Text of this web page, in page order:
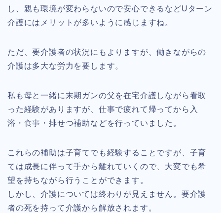
し、親も環境が変わらないので安心できるなどUターン
介護にはメリットが多いように感じますね。
ただ、要介護者の状況にもよりますが、働きながらの
介護は多大な労力を要します。
私も母と一緒に末期ガンの父を在宅介護しながら看取
った経験がありますが、仕事で疲れて帰ってから入
浴・食事・排せつ補助などを行っていました。
これらの補助は子育てでも経験することですが、子育
ては成長に伴って手から離れていくので、大変でも希
望を持ちながら行うことができます。
しかし、介護については終わりが見えません。要介護
者の死を持って介護から解放されます。